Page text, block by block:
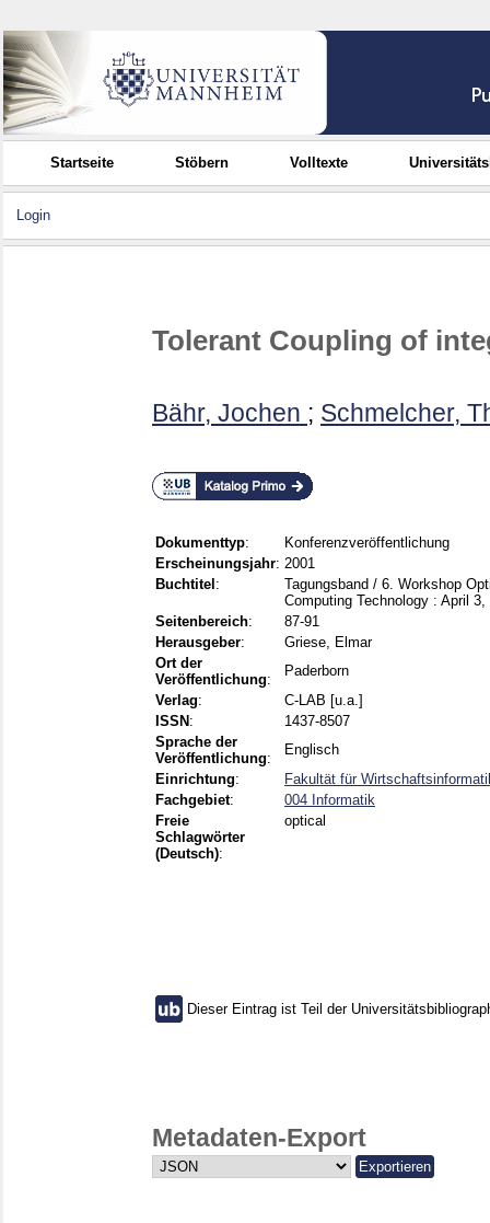
Startseite Stöbern Volltexte
Login
Tolerant Coupling of
Bähr, Jochen ; Schmelcher,
Dokumenttyp:
Konferenzveröffentlichung
Erscheinungsjahr: 2001
Buchtitel :
Tagungsband / 6. Workshop
Computing Technology : April
Seitenbereich:
87-91
Herausgeber:
Griese, Elmar
Ort der
Veröffentlichung:
Paderborn
Verlag:
C-LAB [u.a.]
ISSN :
1437-8507
Sprache der
Veröffentlichung:
Englisch
Einrichtung:
Fakultät für
Fachgebiet:
004 Informatik
Freie
Schlagwörter
(Deutsch):
optical
Dieser Eintrag ist Teil der
Metadaten-Export